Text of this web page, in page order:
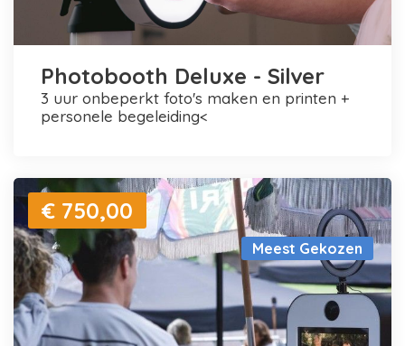
Photobooth Deluxe - Silver
3 uur onbeperkt foto's maken en printen +
personele begeleiding<
Meest Gekozen
€ 750,00